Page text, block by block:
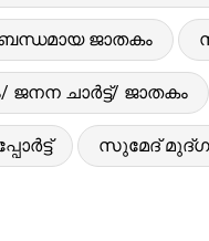
ജാതകം
ചാർട്ട്/ ജാതകം
സുമേദ്